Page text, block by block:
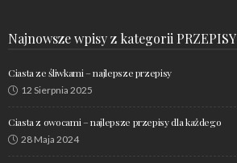
Najnowsze wpisy z kategorii PRZEPISY
Ciasta ze śliwkami – najlepsze przepisy
12 Sierpnia 2025
Ciasta z owocami – najlepsze przepisy dla każdego
28 Maja 2024